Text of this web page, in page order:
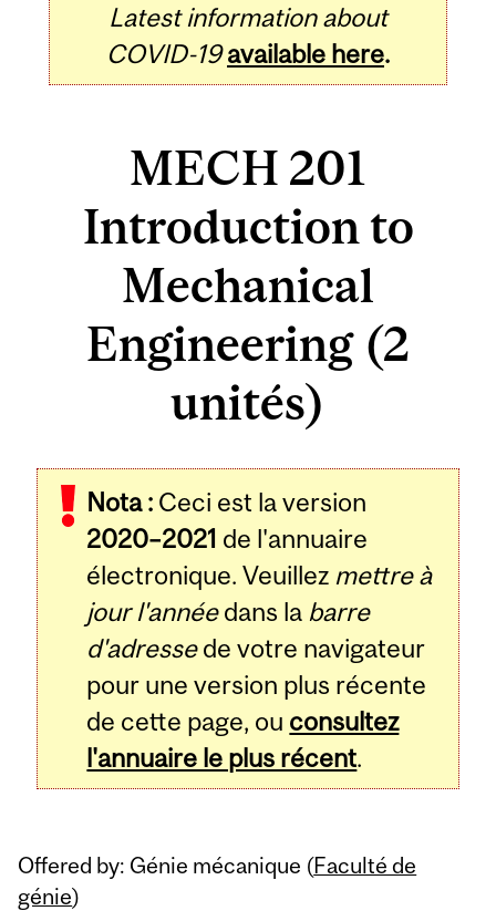
Latest information about
COVID-19 available here.
MECH 201
Introduction to
Mechanical
Engineering (2
unités)
Nota : Ceci est la version
2020–2021 de l'annuaire
électronique. Veuillez mettre à
jour l'annéedans la barre
d'adressede votre navigateur
pour une version plus récente
de cette page, ou consultez
l'annuaire le plus récent.
Offered by: Génie mécanique (Faculté de
génie)
Related
Content